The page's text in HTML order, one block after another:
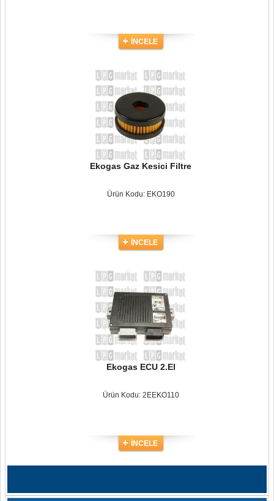
İNCELE
Ekogas Gaz Kesici Filtre
Ürün Kodu: EKO190
İNCELE
Ekogas ECU 2.El
Ürün Kodu: 2EEKO110
İNCELE